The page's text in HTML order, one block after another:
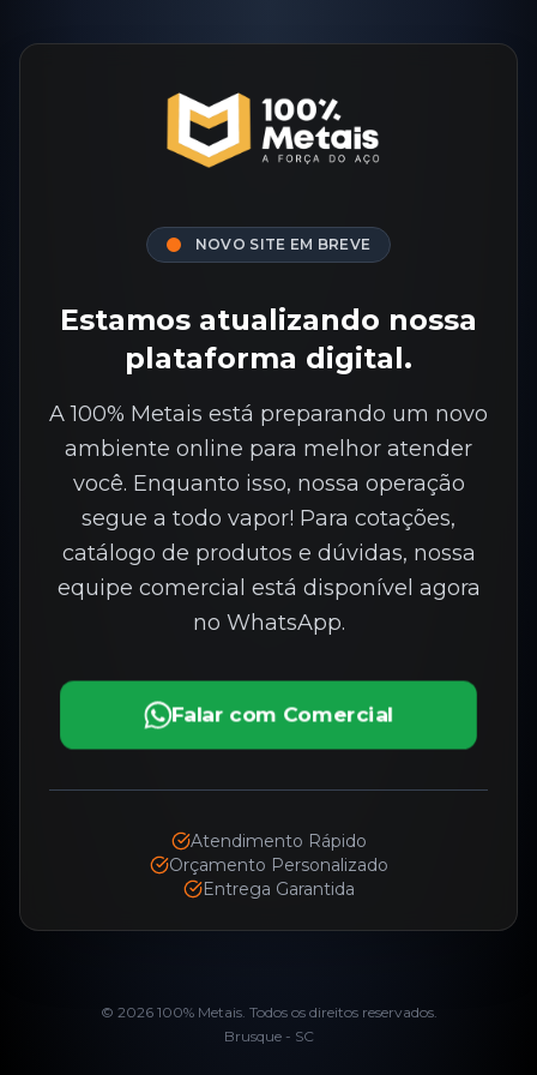
NOVO SITE EM BREVE
Estamos atualizando nossa
plataforma digital.
A 100% Metais está preparando um novo
ambiente online para melhor atender
você. Enquanto isso, nossa operação
segue a todo vapor! Para cotações,
catálogo de produtos e dúvidas, nossa
equipe comercial está disponível agora
no WhatsApp.
Falar com Comercial
Atendimento Rápido
Orçamento Personalizado
Entrega Garantida
© 2026100% Metais. Todos os direitos reservados.
Brusque - SC